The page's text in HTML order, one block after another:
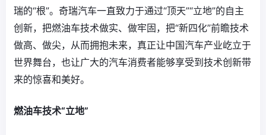
瑞的“根”。奇瑞汽车一直致力于通过“顶天”“立地”的自主
创新，把燃油车技术做实、做牢固，把“新四化”前瞻技术
做高、做尖，从而拥抱未来，真正让中国汽车产业屹立于
世界舞台，也让广大的汽车消费者能够享受到技术创新带
来的惊喜和美好。
燃油车技术“立地”